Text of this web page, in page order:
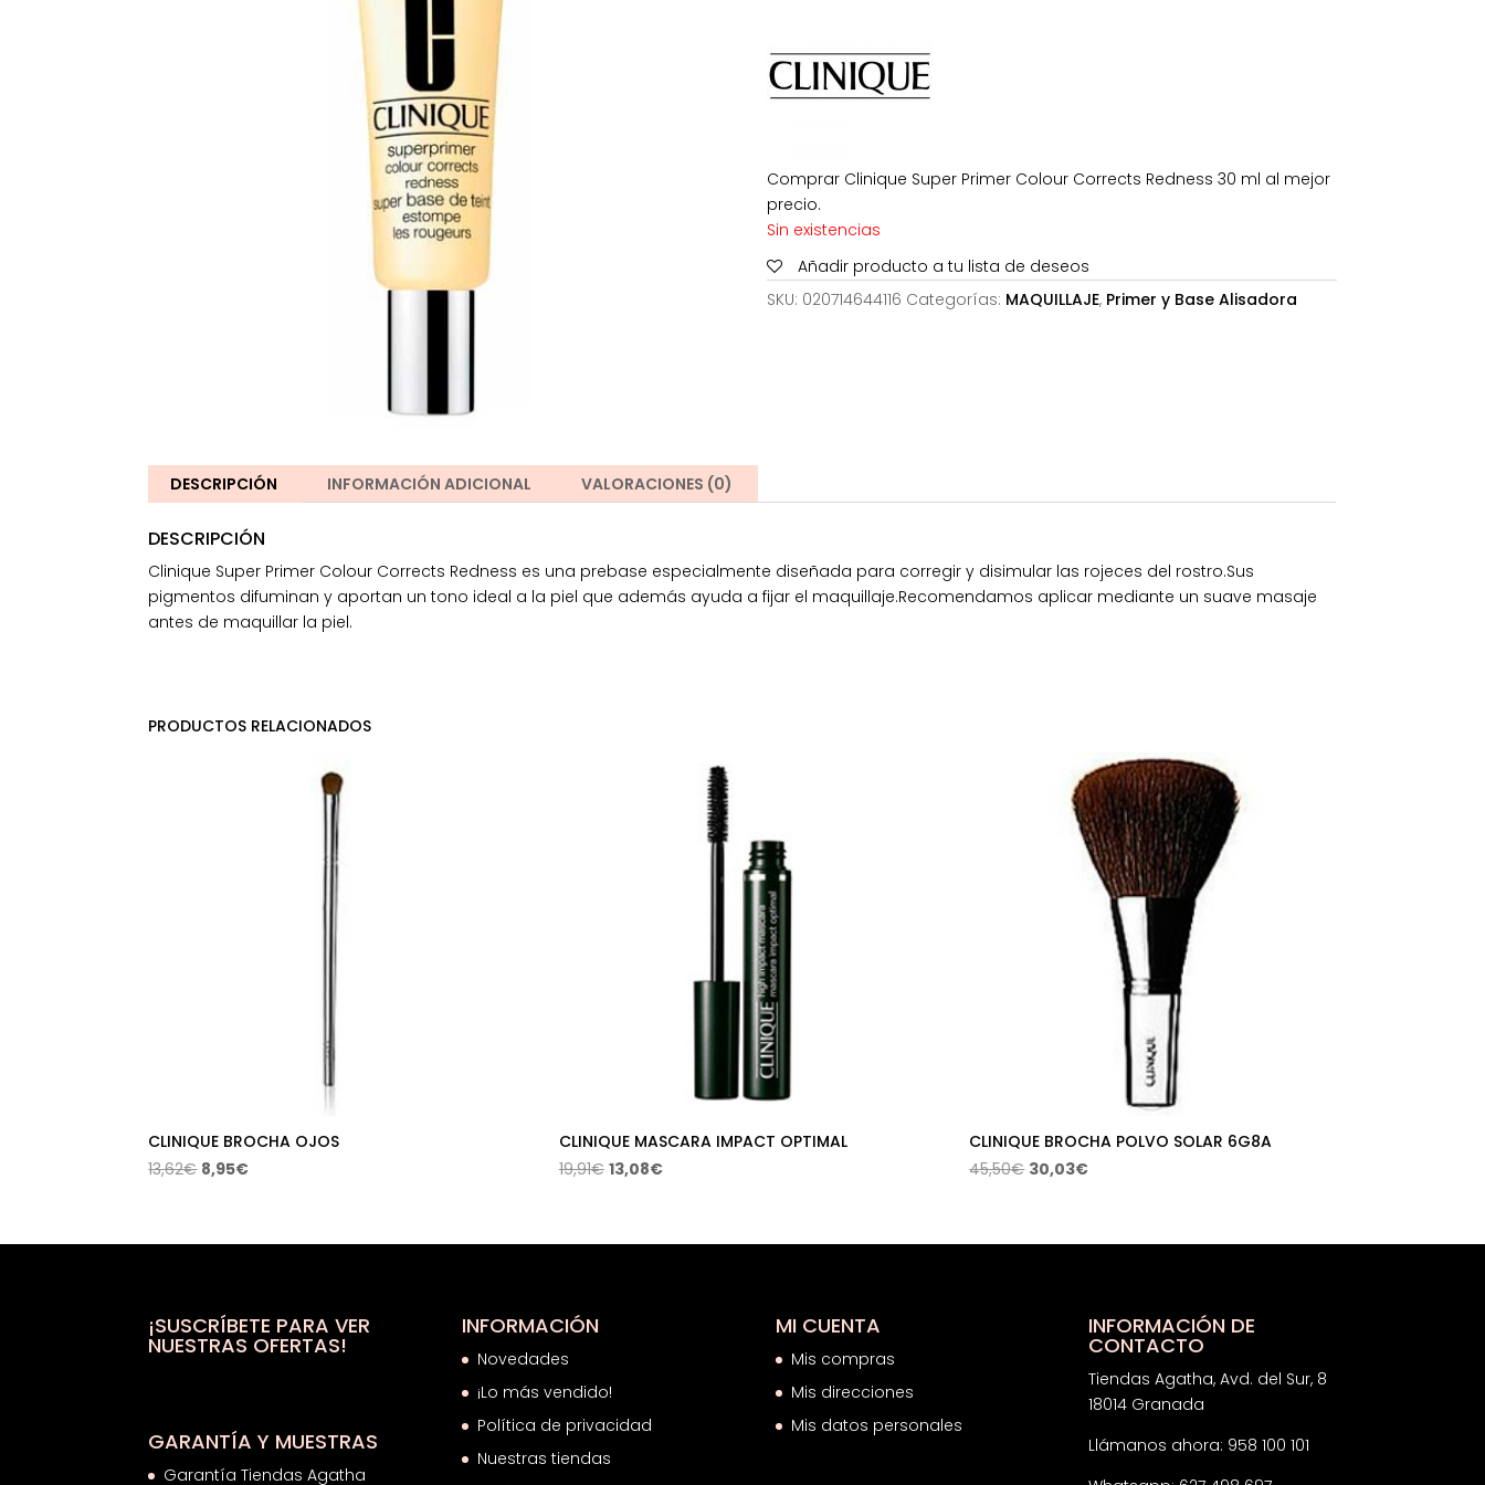
35,00€.
Comprar Clinique Super Primer Colour Corrects Redness 30 ml al mejor
precio.
Sin existencias
Añadir producto a tu lista de deseos
SKU: 020714644116 Categorías: MAQUILLAJE, Primer y Base Alisadora
DESCRIPCIÓN INFORMACIÓN ADICIONAL VALORACIONES (0)
DESCRIPCIÓN
Clinique Super Primer Colour Corrects Redness es una prebase especialmente diseñada para corregir y disimular las rojeces del rostro.Sus
pigmentos difuminan y aportan un tono ideal a la piel que además ayuda a fijar el maquillaje.Recomendamos aplicar mediante un suave masaje
antes de maquillar la piel.
PRODUCTOS RELACIONADOS
CLINIQUE BROCHA OJOS
13,62€ El
era:
8,95€El
es:
CLINIQUE MASCARA IMPACT OPTIMAL
19,91€ El
era:
13,08€El
es:
CLINIQUE BROCHA POLVO SOLAR 6G8A
45,50€ El
era:
30,03€El
es:
¡SUSCRÍBETE PARA VER
NUESTRAS OFERTAS!
GARANTÍA Y MUESTRAS
Garantía Tiendas Agatha
INFORMACIÓN
Novedades
¡Lo más vendido!
Política de privacidad
Nuestras tiendas
MI CUENTA
Mis compras
Mis direcciones
Mis datos personales
INFORMACIÓN DE
CONTACTO
Tiendas Agatha, Avd. del Sur, 8
18014 Granada
Llámanos ahora: 958 100 101